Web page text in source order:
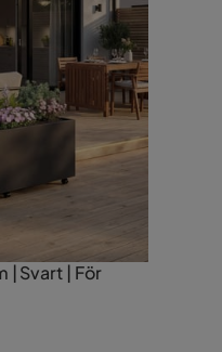
| Svart | För